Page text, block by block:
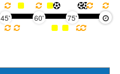
45' 60' 75' 90'